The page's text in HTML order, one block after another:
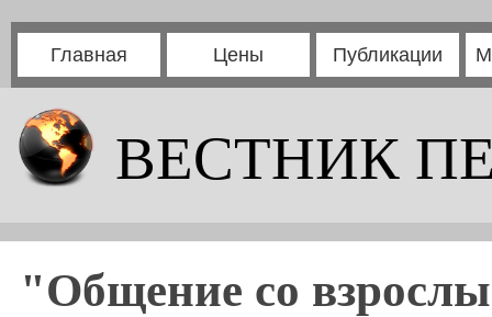
Главная Цены Публикации
ВЕСТНИК
"Общение со